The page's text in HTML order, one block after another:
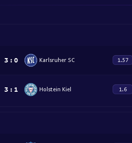
3 : 0 Karlsruher SC 1.57
3 : 1 Holstein Kiel 1.6